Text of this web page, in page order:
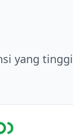
yang tinggi